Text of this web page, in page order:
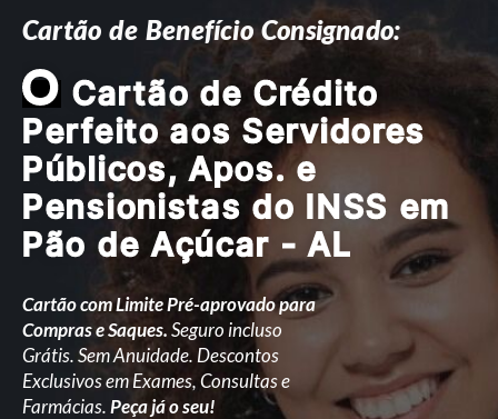
Cartão de Benefício Consignado:
O Cartão de Crédito
Perfeito aos Servidores
Públicos, Apos. e
Pensionistas do INSS em
Pão de Açúcar - AL
Cartão com Limite Pré-aprovado para
Compras e Saques.Seguro incluso
Grátis. Sem Anuidade. Descontos
Exclusivos em Exames, Consultas e
Farmácias.Peça já o seu!